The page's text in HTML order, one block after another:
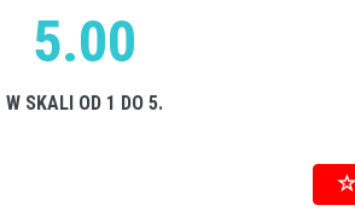
5.00
W SKALI OD 1 DO 5.